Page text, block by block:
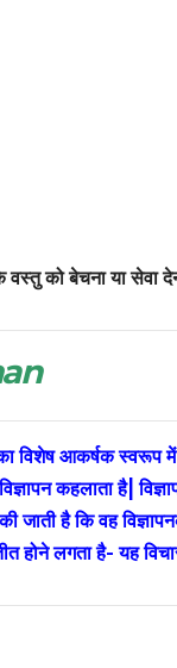
वस्तु को बेचना या सेवा
विशेष आकर्षक स्वरूप
कहलाता है|
जाती है कि वह
होने लगता है- यह